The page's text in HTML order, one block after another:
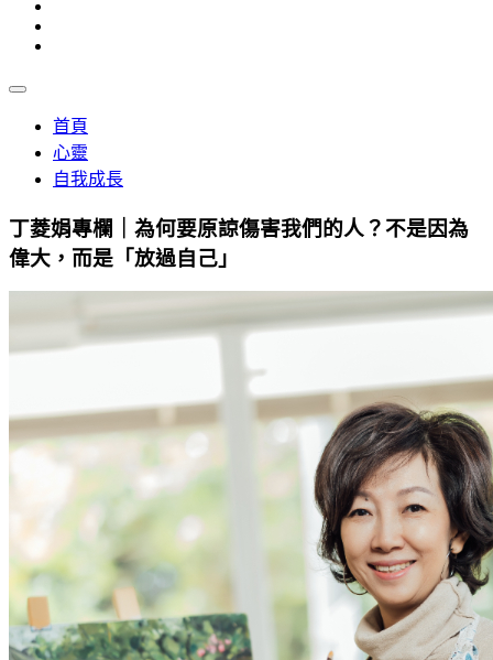
首頁
心靈
自我成長
丁菱娟專欄｜為何要原諒傷害我們的人？不是因為
偉大，而是「放過自己」